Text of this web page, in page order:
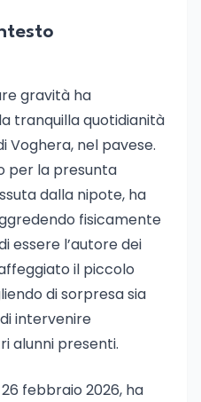
gravità ha
tranquilla quotidianità
Voghera, nel pavese.
per la presunta
dalla nipote, ha
fisicamente
essere l’autore dei
il piccolo
di sorpresa sia
intervenire
alunni presenti.
febbraio 2026, ha